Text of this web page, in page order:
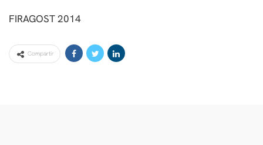
FIRAGOST 2014
Compartir